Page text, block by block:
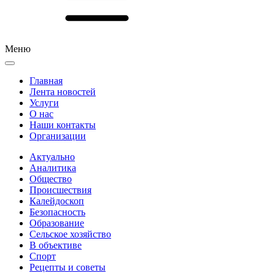
Меню
Главная
Лента новостей
Услуги
О нас
Наши контакты
Организации
Актуально
Аналитика
Общество
Происшествия
Калейдоскоп
Безопасность
Образование
Сельское хозяйство
В объективе
Спорт
Рецепты и советы